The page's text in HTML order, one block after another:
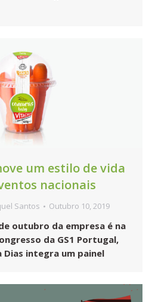
um estilo de vida
nacionais
Santos Outubro 10, 2019
outubro da empresa é na
da GS1 Portugal,
Dias integra um painel